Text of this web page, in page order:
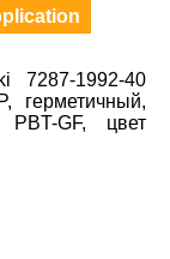
7287-1992-40
герметичный,
PBT-GF, цвет